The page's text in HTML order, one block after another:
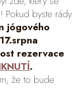
Pokud byste rády
jógového
rezervace
.
že to bude